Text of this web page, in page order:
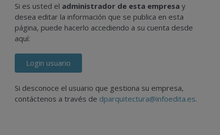
Si es usted el administrador de esta empresa y
desea editar la información que se publica en esta
página, puede hacerlo accediendo a su cuenta desde
aquí:
Login usuario
Si desconoce el usuario que gestiona su empresa,
contáctenos a través de dparquitectura@infoedita.es.